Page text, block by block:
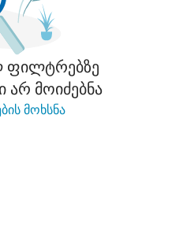
ფილტრებზე
არ მოიძებნა
მოხსნა